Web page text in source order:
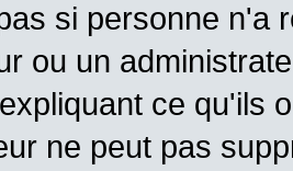
si personne n'a
ou un
ce qu'ils
ne peut pas